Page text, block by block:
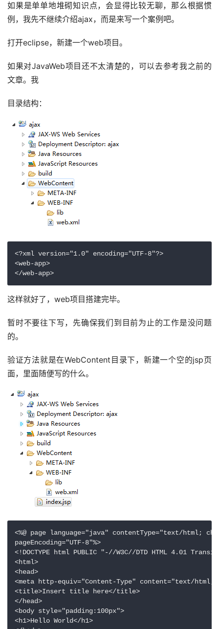
如果是单单地堆砌知识点，会显得比较无聊，那么根据惯
例，我先不继续介绍ajax，而是来写一个案例吧。
打开eclipse，新建一个web项目。
如果对JavaWeb项目还不太清楚的，可以去参考我之前的
文章。我
目录结构：
<?xml version="1.0" encoding="UTF-8"?>
<web-app>
</web-app>
这样就好了，web项目搭建完毕。
暂时不要往下写，先确保我们到目前为止的工作是没问题
的。
验证方法就是在WebContent目录下，新建一个空的jsp页
面，里面随便写的什么。
<%@ page language="java" contentType="text/html;
pageEncoding="UTF-8"%>
<!DOCTYPE html PUBLIC "-//W3C//DTD HTML 4.01
<html>
<head>
<meta http-equiv="Content-Type" content="text/html;
<title>Insert title here</title>
</head>
<body style="padding:100px">
<h1>Hello World</h1>